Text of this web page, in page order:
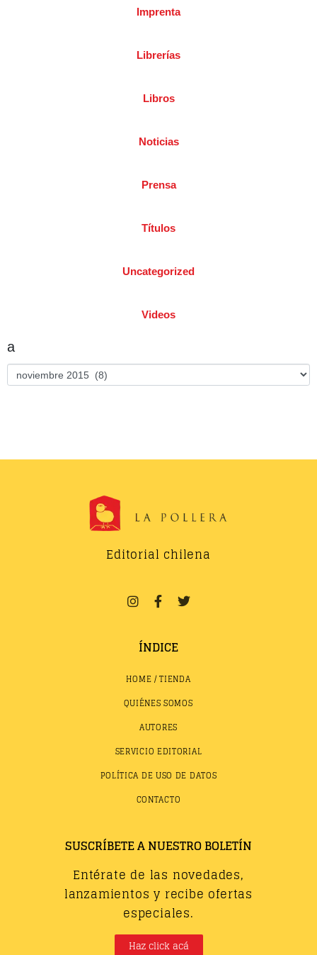
Imprenta
Librerías
Libros
Noticias
Prensa
Títulos
Uncategorized
Videos
a
Editorial chilena
ÍNDICE
HOME / TIENDA
QUIÉNES SOMOS
AUTORES
SERVICIO EDITORIAL
POLÍTICA DE USO DE DATOS
CONTACTO
SUSCRÍBETE A NUESTRO BOLETÍN
Entérate de las novedades,
lanzamientos y recibe ofertas
especiales.
Haz click acá